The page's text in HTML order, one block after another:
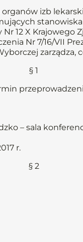
izb
12 X Krajowego
Nr 7/16/VII
zarządza,
§ 1
– sala
r.
§ 2